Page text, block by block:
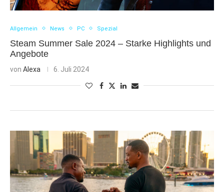
Allgemein News PC Spezial
Steam Summer Sale 2024 – Starke Highlights und
Angebote
von Alexa 6. Juli 2024